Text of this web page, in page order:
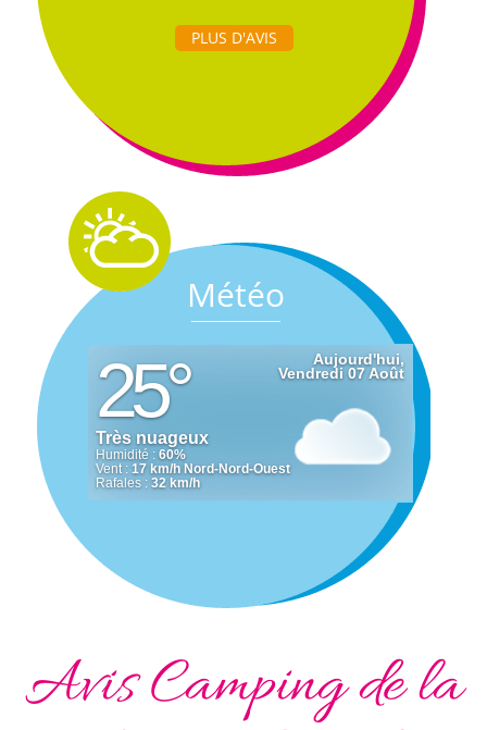
PLUS D'AVIS
Météo
Avis Camping de la